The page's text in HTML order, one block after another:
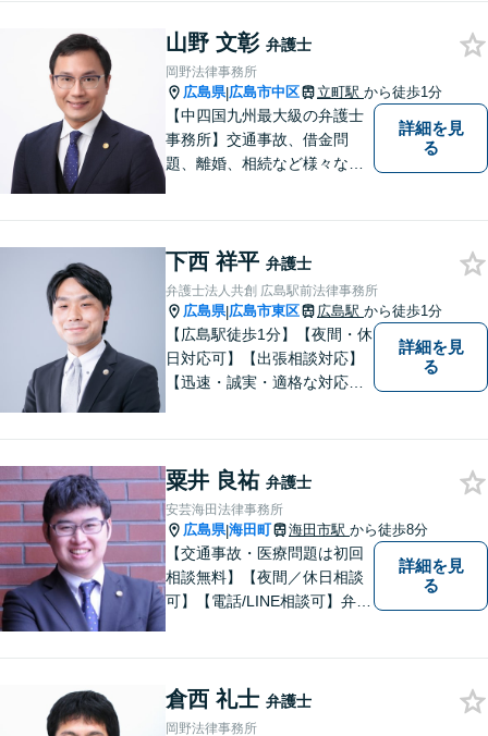
個人様・法人様の問題に幅広
く対応しています。
山野 文彰 弁護士
岡野法律事務所
広島県|広島市中区 立町駅 から徒歩1分
【中四国九州最大級の弁護士
事務所】交通事故、借金問
題、離婚、相続など様々な問
い！
詳細を見
る
下西 祥平 弁護士
弁護士法人共創 広島駅前法律事務所
広島県|広島市東区 広島駅 から徒歩1分
【広島駅徒歩1分】【夜間・休
日対応可】【出張相談対応】
【迅速・誠実・適格な対応】
重視しています。また、弊事
務所は迅速な対応・回答を最
優先にしています。
詳細を見
る
粟井 良祐 弁護士
安芸海田法律事務所
広島県|海田町 海田市駅 から徒歩8分
【交通事故・医療問題は初回
相談無料】【夜間／休日相談
可】【電話/LINE相談可】弁護
ている方は、すぐに弁護士に
ご相談ください。【JR海田市
詳細を見
る
倉西 礼士 弁護士
岡野法律事務所